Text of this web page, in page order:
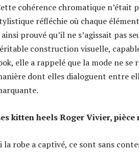
cohérence chromatique n’était
réfléchie où chaque
ainsi prouvé qu’il ne s’agissait pas
construction visuelle,
elle a rappelé que la mode ne se
dont elles dialoguent entre
kitten heels Roger Vivier,
la robe a captivé, ce sont sans